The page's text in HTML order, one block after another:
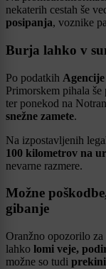
nekaterih cestah še
posipanja, voznike
Burja lahko v
Po podatkih
Primorskem pihala
ter ponekod na
snežne zamete.
Na izpostavljenih
100 kilometrov na
nevarne razmere.
Možne
gibanje
Oranžno opozorilo
lahko lomi veje,
možne so tudi